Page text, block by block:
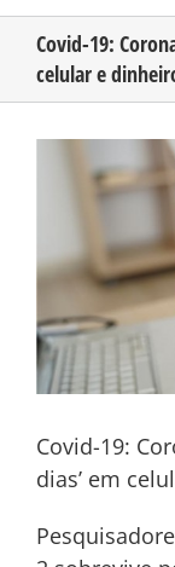
CONHEÇA O
Covid-19:
celular e
Covid-19:
dias’ em